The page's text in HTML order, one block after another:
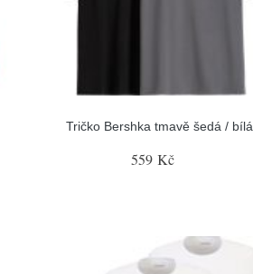
Tričko Bershka tmavě šedá / bílá
559 Kč